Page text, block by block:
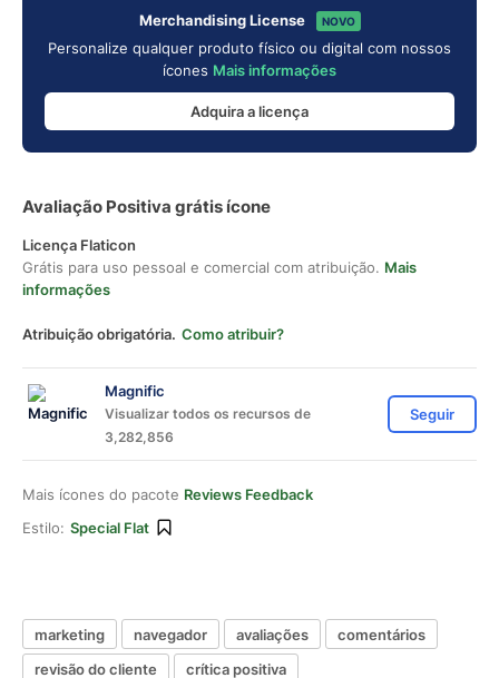
Merchandising License NOVO
Personalize qualquer produto físico ou digital com nossos
ícones Mais informações
Adquira a licença
Avaliação Positiva grátis ícone
Licença Flaticon
Grátis para uso pessoal e comercial com atribuição. Mais
informações
Atribuição obrigatória. Como atribuir?
Magnific
Visualizar todos os recursos de
3,282,856
Seguir
Mais ícones do pacote Reviews Feedback
Estilo: Special Flat
marketing navegador avaliações
comentários
revisão do cliente
crítica positiva